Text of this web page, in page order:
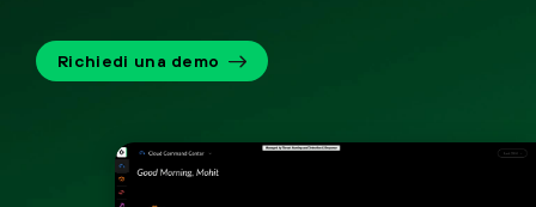
Richiedi una demo